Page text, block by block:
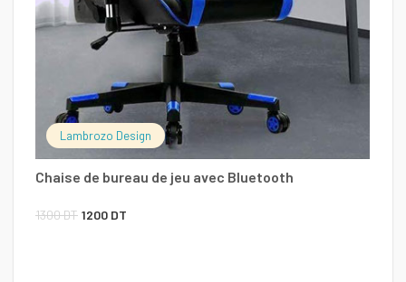
Lambrozo Design
Chaise de bureau de jeu avec Bluetooth
1300DT Le
1200 DT